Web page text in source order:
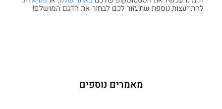
להתייעצות נוספת שתעזור לכם לבחור את הדגם המושלם!
מאמרים נוספים